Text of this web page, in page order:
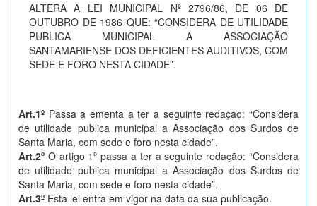
ALTERA A LEI MUNICIPAL Nº 2796/86, DE 06 DE
OUTUBRO DE 1986 QUE: “CONSIDERA DE UTILIDADE
PUBLICA MUNICIPAL A ASSOCIAÇÃO
SANTAMARIENSE DOS DEFICIENTES AUDITIVOS, COM
SEDE E FORO NESTA CIDADE”.
Art.1º Passa a ementa a ter a seguinte redação: “Considera
de utilidade publica municipal a Associação dos Surdos de
Santa Maria, com sede e foro nesta cidade”.
Art.2º O artigo 1º passa a ter a seguinte redação: “Considera
de utilidade publica municipal a Associação dos Surdos de
Santa Maria, com sede e foro nesta cidade”.
Art.3º Esta lei entra em vigor na data da sua publicação.